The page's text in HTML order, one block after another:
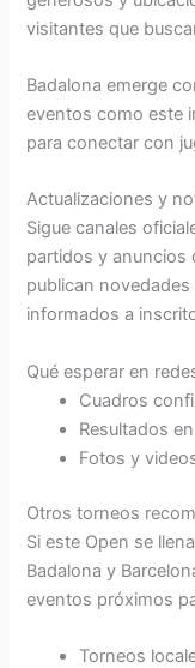
visitantes que
Badalona emerge
eventos como este
para conectar con
Actualizaciones y
Sigue canales
partidos y anuncios
publican
informados a
Qué esperar en
Cuadros
Resultados
Fotos y
Otros torneos
Si este Open se
Badalona y
eventos próximos
Torneos